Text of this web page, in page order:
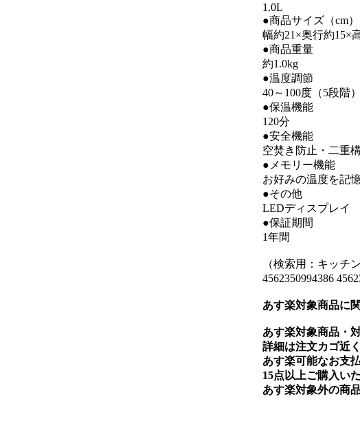
1.0L
●商品サイズ（cm）
幅約21×奥行約15×
●商品重量
約1.0kg
●温度調節
40～100度（5段階）
●保温機能
120分
●安全機能
空焚き防止・二重
●メモリー機能
お好みの温度を記
●その他
LEDディスプレイ
●保証期間
1年間
（検索用：キッチ
4562350994386
あす楽対象商品に
あす楽対象商品・
詳細は注文カゴ近
あす楽可能なお支
15点以上ご購入い
あす楽対象外の商